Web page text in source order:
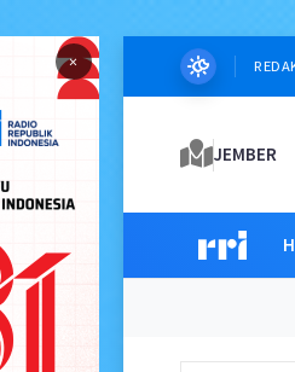
×
JEMBER